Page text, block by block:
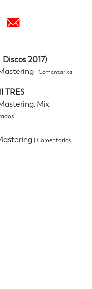
2017)
| Comentarios
TRES
, Mix,
en
UNO,
| Comentarios